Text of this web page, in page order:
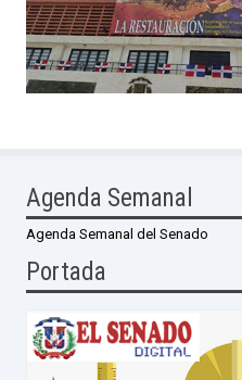
Agenda Semanal
Agenda Semanal del Senado
Portada